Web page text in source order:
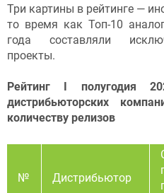
Три картины в рейтинге —
то время как Топ-10
года составляли
проекты.
Рейтинг I полугодия
дистрибьюторских
количеству релизов
№ Дистрибьютор